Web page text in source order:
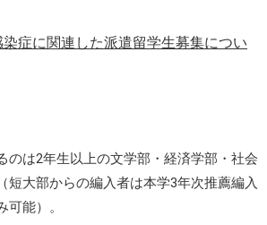
染症に関連した派遣留学生募集につい
のは2年生以上の文学部・経済学部・社会
短大部からの編入者は本学3年次推薦編入
能）。